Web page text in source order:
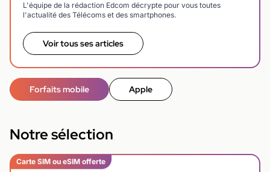
L'équipe de la rédaction Edcom décrypte pour vous toutes
l'actualité des Télécoms et des smartphones.
Voir tous ses articles
Forfaits mobile Apple
Notre sélection
Carte SIM ou eSIM offerte